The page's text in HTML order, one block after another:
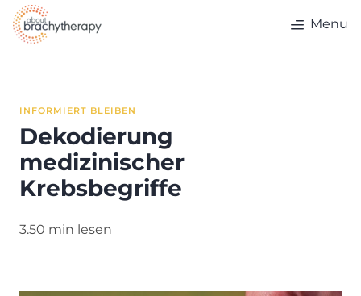
Skip to content
Menu
INFORMIERT BLEIBEN
Dekodierung
medizinischer
Krebsbegriffe
3.50 min lesen